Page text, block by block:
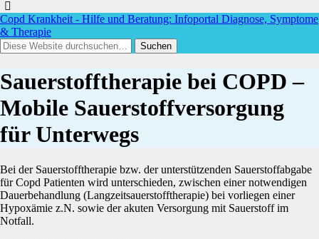
Copd Krankheit - Hilfe und Beratung: Infoportal Diagnose, Symptome
& Therapie
Sauerstofftherapie bei COPD –
Mobile Sauerstoffversorgung
für Unterwegs
Bei der Sauerstofftherapie bzw. der unterstützenden Sauerstoffabgabe
für Copd Patienten wird unterschieden, zwischen einer notwendigen
Dauerbehandlung (Langzeitsauerstofftherapie) bei vorliegen einer
Hypoxämie z.N. sowie der akuten Versorgung mit Sauerstoff im
Notfall.